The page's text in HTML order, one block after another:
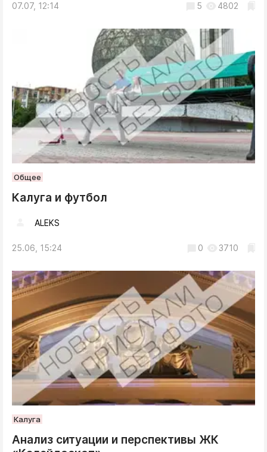
07.07, 12:14 5 4802
Общее
Калуга и футбол
ALEKS
25.06, 15:24 0 3710
Калуга
Анализ ситуации и перспективы ЖК